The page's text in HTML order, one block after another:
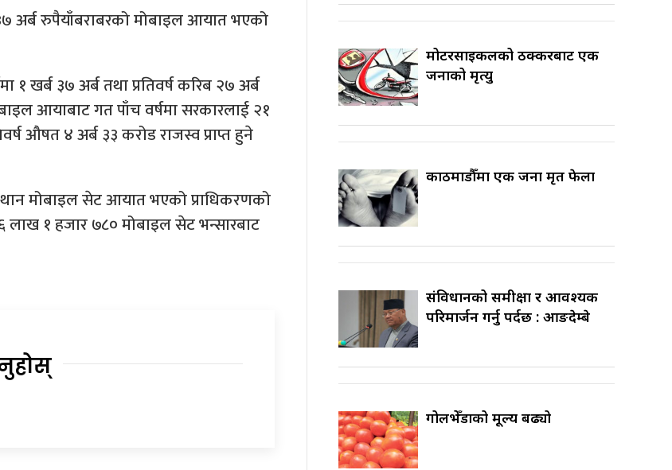
अर्ब रुपैयाँबराबरको मोबाइल आयात भएको
खर्ब ३७ अर्ब तथा प्रतिवर्ष करिब २७ अर्ब
आयाबाट गत पाँच वर्षमा सरकारलाई २१
औषत ४ अर्ब ३३ करोड राजस्व प्राप्त हुने
मोबाइल सेट आयात भएको प्राधिकरणको
१ हजार ७८० मोबाइल सेट भन्सारबाट
मोटरसाइकलको ठक्करबाट एक
जनाको मृत्यु
काठमाडौँमा एक जना मृत फेला
संविधानको समीक्षा र आवश्यक
परिमार्जन गर्नु पर्दछ : आङदेम्बे
गोलभेँडाको मूल्य बढ्यो